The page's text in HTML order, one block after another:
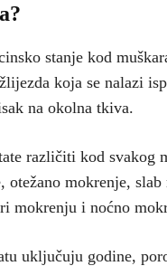
stanje kod
koja se nalazi
na okolna tkiva.
različiti kod svakog
otežano mokrenje,
mokrenju i noćno
uključuju godine,